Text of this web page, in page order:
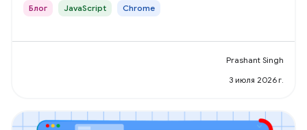
Блог JavaScript Chrome
Prashant Singh
3 июля 2026 г.